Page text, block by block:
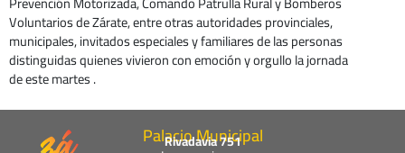
Voluntarios de Zárate, entre otras autoridades provinciales,
municipales, invitados especiales y familiares de las personas
distinguidas quienes vivieron con emoción y orgullo la jornada
de este martes .
Palacio Municipal
Rivadavia 751